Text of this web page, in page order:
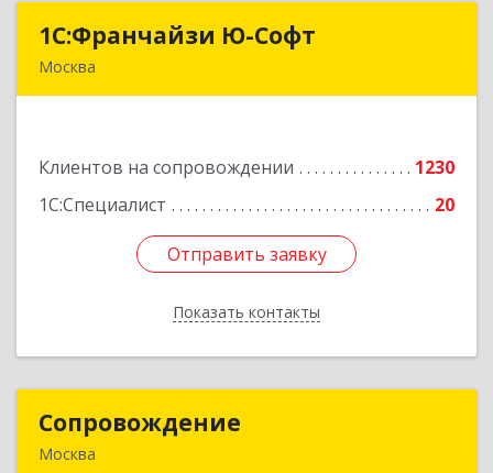
1С:Франчайзи Ю-Софт
Москва
Клиентов на сопровождении
1230
1С:Специалист
20
Отправить заявку
Показать контакты
1С:Франчайзи Ю-Софт
Подробнее
Отправить заявку
Назад
Сопровождение
Москва